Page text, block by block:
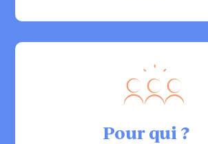
Pour qui ?